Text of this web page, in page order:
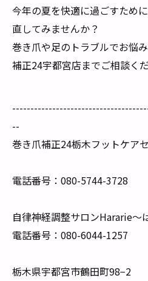
今年の夏を快適に過ごすため
直してみませんか？
巻き爪や足のトラブルでお悩
補正24宇都宮店までご相談くだ
--
巻き爪補正24栃木フットケア
電話番号：080-5744-3728
自律神経調整サロンHararie〜
電話番号：080-6044-1257
栃木県宇都宮市鶴田町98−2